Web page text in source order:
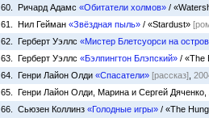
60. Ричард Адамс «Обитатели холмов» /
61. Нил Гейман «Звёздная пыль» / «Stardust»
62. Герберт Уэллс «Мистер Блетсуорси на
63. Герберт Уэллс «Бэлпингтон Блэпский» / «The
64. Генри Лайон Олди «Спасатели» [рассказ]
65. Генри Лайон Олди, Марина и Сергей Дяченко,
66. Сьюзен Коллинз «Голодные игры» / «The